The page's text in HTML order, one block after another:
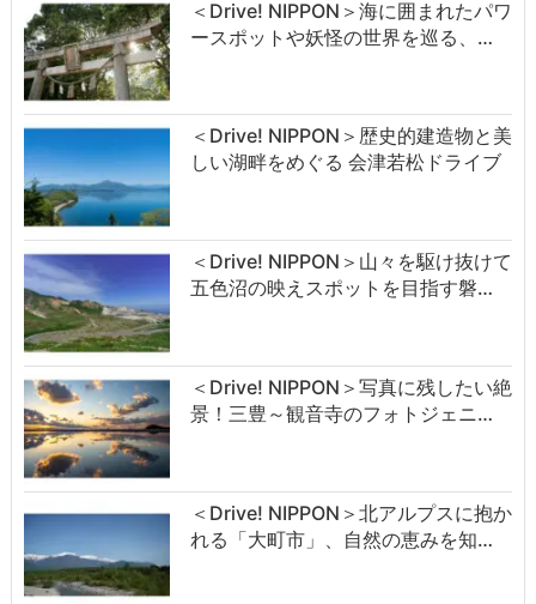
＜Drive! NIPPON＞海に囲まれたパワ
ースポットや妖怪の世界を巡る、…
＜Drive! NIPPON＞歴史的建造物と美
しい湖畔をめぐる 会津若松ドライブ
＜Drive! NIPPON＞山々を駆け抜けて
五色沼の映えスポットを目指す磐…
＜Drive! NIPPON＞写真に残したい絶
景！三豊～観音寺のフォトジェニ…
＜Drive! NIPPON＞北アルプスに抱か
れる「大町市」、自然の恵みを知…